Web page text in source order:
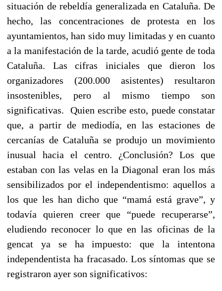
situación de rebeldía generalizada en Cataluña. De
hecho, las concentraciones de protesta en los
ayuntamientos, han sido muy limitadas y en cuanto
a la manifestación de la tarde, acudió gente de toda
Cataluña. Las cifras iniciales que dieron los
organizadores (200.000 asistentes) resultaron
insostenibles, pero al mismo tiempo son
significativas. Quien escribe esto, puede constatar
que, a partir de mediodía, en las estaciones de
cercanías de Cataluña se produjo un movimiento
inusual hacia el centro. ¿Conclusión? Los que
estaban con las velas en la Diagonal eran los más
sensibilizados por el independentismo: aquellos a
los que les han dicho que “mamá está grave”, y
todavía quieren creer que “puede recuperarse”,
eludiendo reconocer lo que en las oficinas de la
gencat ya se ha impuesto: que la intentona
independentista ha fracasado. Los síntomas que se
registraron ayer son significativos: